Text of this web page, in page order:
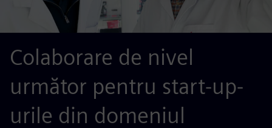
Colaborare de nivel
următor pentru start-up-
urile din domeniul